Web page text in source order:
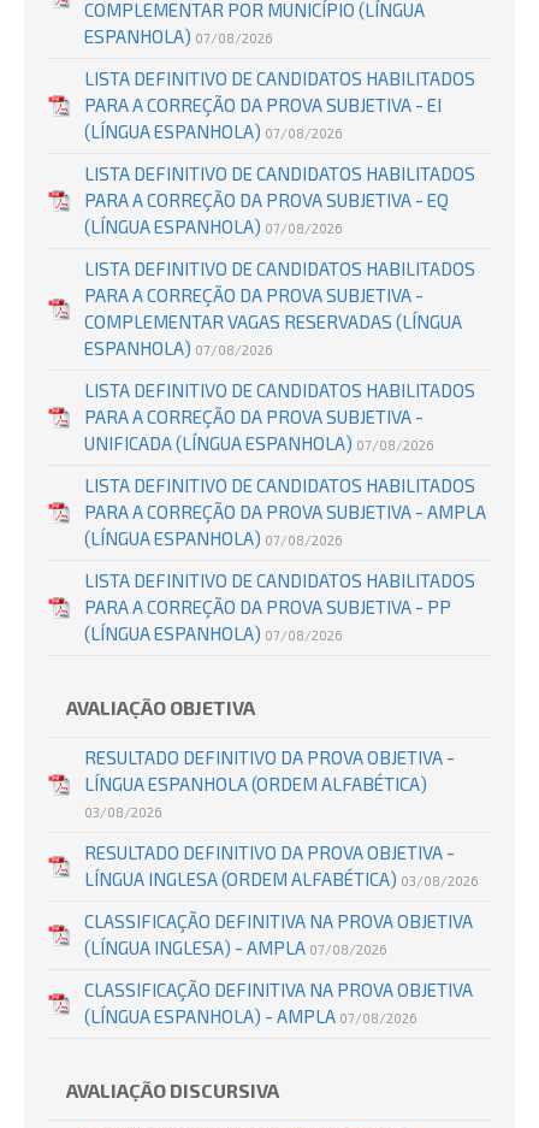
COMPLEMENTAR POR MUNICÍPIO (LÍNGUA
ESPANHOLA) 07/08/2026
LISTA DEFINITIVO DE CANDIDATOS HABILITADOS
PARA A CORREÇÃO DA PROVA SUBJETIVA - EI
(LÍNGUA ESPANHOLA) 07/08/2026
LISTA DEFINITIVO DE CANDIDATOS HABILITADOS
PARA A CORREÇÃO DA PROVA SUBJETIVA - EQ
(LÍNGUA ESPANHOLA) 07/08/2026
LISTA DEFINITIVO DE CANDIDATOS HABILITADOS
PARA A CORREÇÃO DA PROVA SUBJETIVA -
COMPLEMENTAR VAGAS RESERVADAS (LÍNGUA
ESPANHOLA) 07/08/2026
LISTA DEFINITIVO DE CANDIDATOS HABILITADOS
PARA A CORREÇÃO DA PROVA SUBJETIVA -
UNIFICADA (LÍNGUA ESPANHOLA) 07/08/2026
LISTA DEFINITIVO DE CANDIDATOS HABILITADOS
PARA A CORREÇÃO DA PROVA SUBJETIVA - AMPLA
(LÍNGUA ESPANHOLA) 07/08/2026
LISTA DEFINITIVO DE CANDIDATOS HABILITADOS
PARA A CORREÇÃO DA PROVA SUBJETIVA - PP
(LÍNGUA ESPANHOLA) 07/08/2026
AVALIAÇÃO OBJETIVA
RESULTADO DEFINITIVO DA PROVA OBJETIVA -
LÍNGUA ESPANHOLA (ORDEM ALFABÉTICA)
03/08/2026
RESULTADO DEFINITIVO DA PROVA OBJETIVA -
LÍNGUA INGLESA (ORDEM ALFABÉTICA) 03/08/2026
CLASSIFICAÇÃO DEFINITIVA NA PROVA OBJETIVA
(LÍNGUA INGLESA) - AMPLA 07/08/2026
CLASSIFICAÇÃO DEFINITIVA NA PROVA OBJETIVA
(LÍNGUA ESPANHOLA) - AMPLA 07/08/2026
AVALIAÇÃO DISCURSIVA